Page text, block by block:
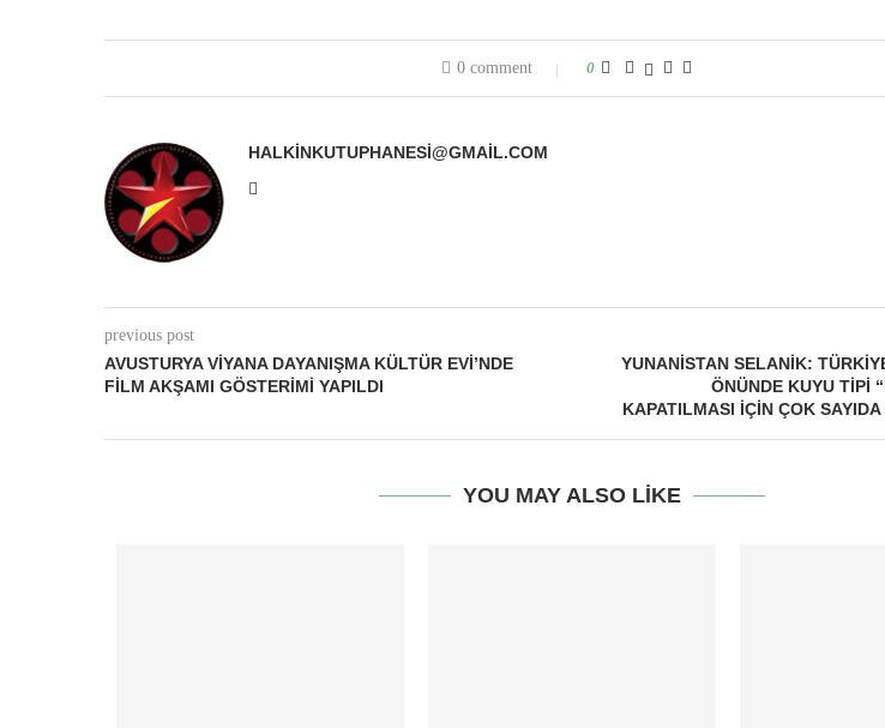
0 comment 0
HALKINKUTUPHANESI@GMAIL.COM
previous post
AVUSTURYA VIYANA DAYANIŞMA KÜLTÜR EVI’NDE
FILM AKŞAMI GÖSTERIMI YAPILDI
YUNANISTAN SELANIK:
ÖNÜNDE KUYU TIPI
KAPATILMASI İÇIN ÇOK
YOU MAY ALSO LIKE